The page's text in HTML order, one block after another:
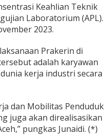
Keahlian Teknik
Laboratorium (APL).
2023.
Prakerin di
adalah karyawan
kerja industri secara
dan Mobilitas Penduduk
juga akan direalisasikan
pungkas Junaidi. (*)